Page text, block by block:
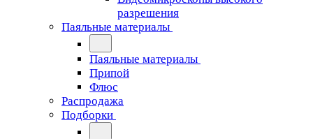
разрешения
Паяльные материалы
Паяльные материалы
Припой
Флюс
Распродажа
Подборки